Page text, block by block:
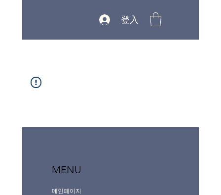
登入
MENU
메인페이지